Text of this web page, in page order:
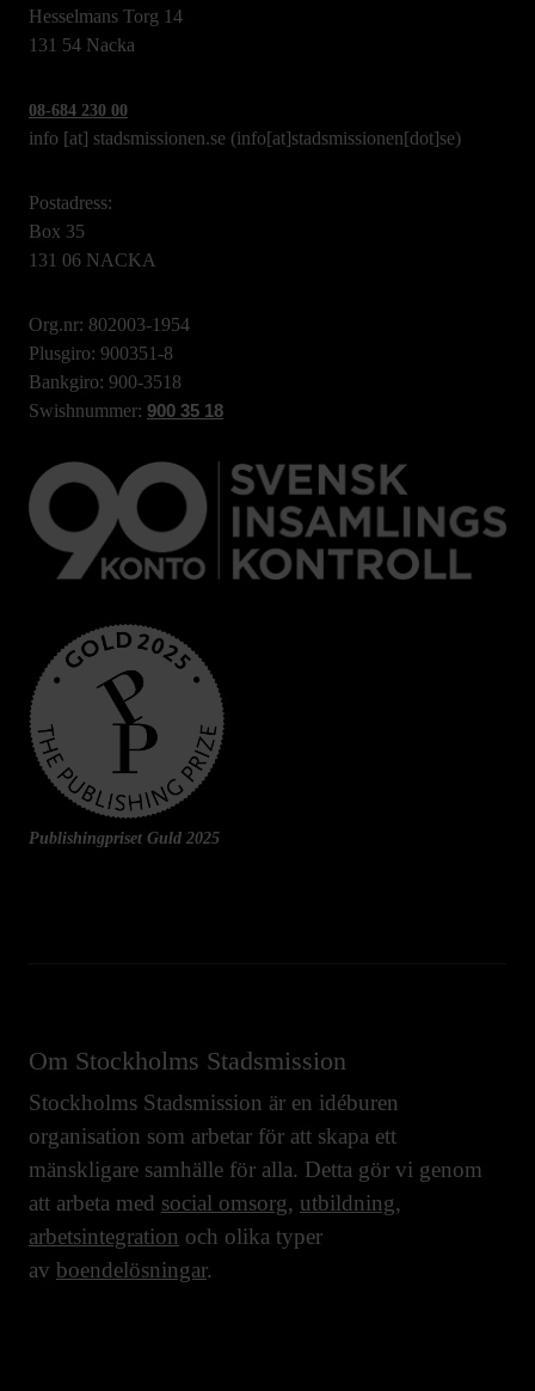
Hesselmans Torg 14
131 54 Nacka
08-684 230 00
info [at] stadsmissionen.se (info[at]stadsmissionen[dot]se)
Postadress:
Box 35
131 06 NACKA
Org.nr: 802003-1954
Plusgiro: 900351-8
Bankgiro: 900-3518
Swishnummer: 900 35 18
Publishingpriset Guld 2025
Om Stockholms Stadsmission
Stockholms Stadsmission är en idéburen
organisation som arbetar för att skapa ett
mänskligare samhälle för alla. Detta gör vi genom
att arbeta med social omsorg, utbildning,
arbetsintegration och olika typer
av boendelösningar.